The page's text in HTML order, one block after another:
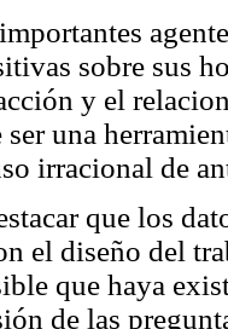
sobre sus
y el
una
irracional de
que los
el diseño del
que haya
de las